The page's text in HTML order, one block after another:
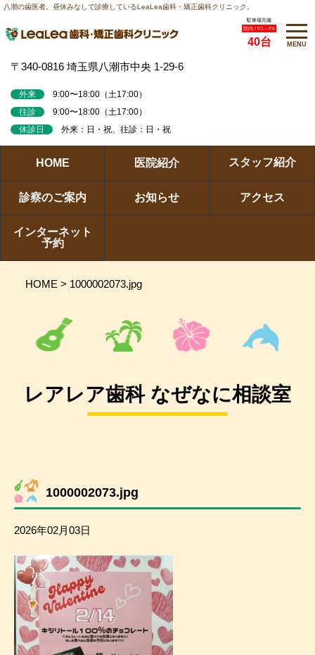
八潮の歯医者。昼休みなしで診療しているLeaLea歯科・矯正歯科クリニック。
〒340-0816 埼玉県八潮市中央 1-29-6
駐車場完備
院内 / P1～P6
40台 MENU
外来 9:00〜18:00（土17:00）
往診 9:00〜18:00（土17:00）
休診日 外来：日・祝、往診：日・祝
HOME 医院紹介 スタッフ紹介
診察のご案内 お知らせ アクセス
インターネット
予約
HOME > 1000002073.jpg
レアレア歯科 なぜなに相談室
1000002073.jpg
2026年02月03日